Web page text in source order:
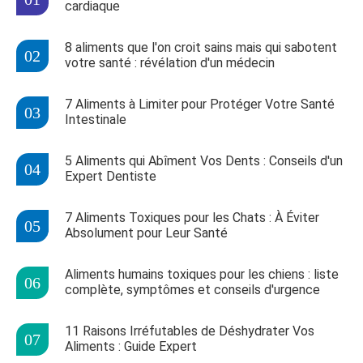
cardiaque
8 aliments que l'on croit sains mais qui sabotent
votre santé : révélation d'un médecin
7 Aliments à Limiter pour Protéger Votre Santé
Intestinale
5 Aliments qui Abîment Vos Dents : Conseils d'un
Expert Dentiste
7 Aliments Toxiques pour les Chats : À Éviter
Absolument pour Leur Santé
Aliments humains toxiques pour les chiens : liste
complète, symptômes et conseils d'urgence
11 Raisons Irréfutables de Déshydrater Vos
Aliments : Guide Expert